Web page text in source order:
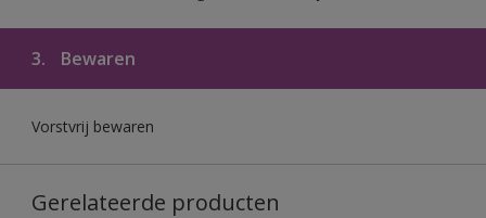
3. Bewaren
Vorstvrij bewaren
Gerelateerde producten